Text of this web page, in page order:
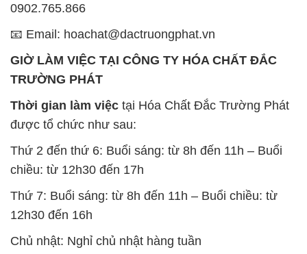
0902.765.866
📧 Email: hoachat@dactruongphat.vn
GIỜ LÀM VIỆC TẠI CÔNG TY HÓA CHẤT ĐẮC
TRƯỜNG PHÁT
Thời gian làm việc tại Hóa Chất Đắc Trường Phát
được tổ chức như sau:
Thứ 2 đến thứ 6: Buổi sáng: từ 8h đến 11h – Buổi
chiều: từ 12h30 đến 17h
Thứ 7: Buổi sáng: từ 8h đến 11h – Buổi chiều: từ
12h30 đến 16h
Chủ nhật: Nghỉ chủ nhật hàng tuần